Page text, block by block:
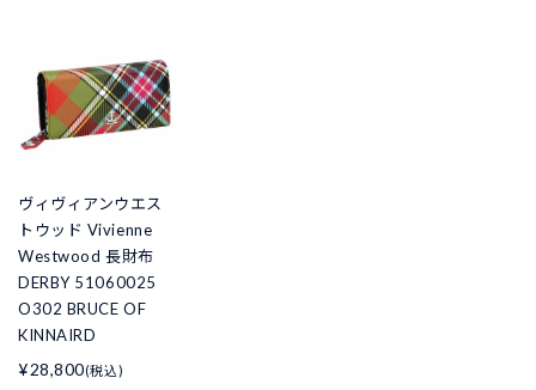
ヴィヴィアンウエス
トウッド Vivienne
Westwood 長財布
DERBY 51060025
O302 BRUCE OF
KINNAIRD
¥28,800(税込)